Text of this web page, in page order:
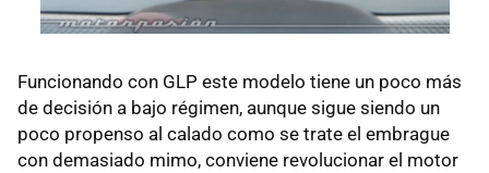
Funcionando con GLP este modelo tiene un poco más
de decisión a bajo régimen, aunque sigue siendo un
poco propenso al calado como se trate el embrague
con demasiado mimo, conviene revolucionar el motor